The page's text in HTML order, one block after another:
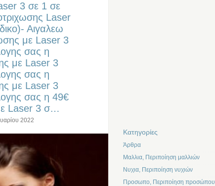
3 σε 1 σε
Laser
Αιγαλεω
με Laser 3
σας η
με Laser 3
σας η
με Laser 3
σας η 49€
Laser 3 σ…
2022
Kατηγορίες
Άρθρα
Μαλλια, Περιποίηση μαλλιών
Νυχια, Περιποίηση νυχιών
Προσωπο, Περιποίηση προσώπου